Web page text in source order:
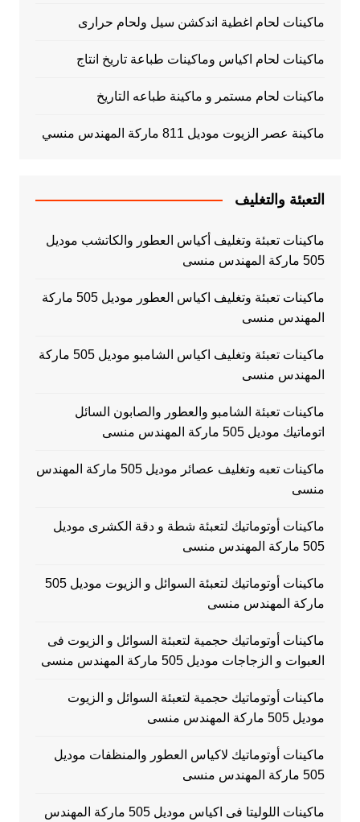
ماكينات لحام اغطية اندكشن سيل ولحام حرارى
ماكينات لحام اكياس وماكينات طباعة تاريخ انتاج
ماكينات لحام مستمر و ماكينة طباعه التاريخ
ماكينة عصر الزيوت موديل 811 ماركة المهندس منسي
التعبئة والتغليف
ماكينات تعبئة وتغليف أكياس العطور والكاتشب موديل
505 ماركة المهندس منسى
ماكينات تعبئة وتغليف اكياس العطور موديل 505 ماركة
المهندس منسى
ماكينات تعبئة وتغليف اكياس الشامبو موديل 505 ماركة
المهندس منسى
ماكينات تعبئة الشامبو والعطور والصابون السائل
اتوماتيك موديل 505 ماركة المهندس منسى
ماكينات تعبه وتغليف عصائر موديل 505 ماركة المهندس
منسى
ماكينات أوتوماتيك لتعبئة شطة و دقة الكشرى موديل
505 ماركة المهندس منسى
ماكينات أوتوماتيك لتعبئة السوائل و الزيوت موديل 505
ماركة المهندس منسى
ماكينات أوتوماتيك حجمية لتعبئة السوائل و الزيوت فى
العبوات و الزجاجات موديل 505 ماركة المهندس منسى
ماكينات أوتوماتيك حجمية لتعبئة السوائل و الزيوت
موديل 505 ماركة المهندس منسى
ماكينات أوتوماتيك لاكياس العطور والمنظفات موديل
505 ماركة المهندس منسى
ماكينات اللوليتا فى اكياس موديل 505 ماركة المهندس